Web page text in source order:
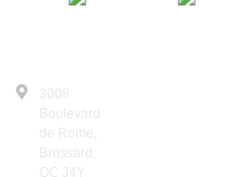
3008
Boulevard
de Rome,
Brossard,
QC J4Y